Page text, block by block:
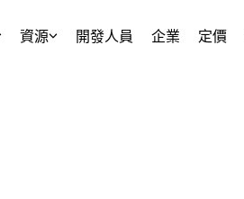
資源 開發人員 企業 定價